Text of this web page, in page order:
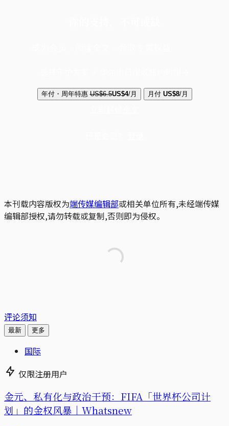
年付・周年特惠 US$6.5US$4/月 月付 US$8/月
本刊载内容版权为端传媒编辑部或相关单位所有,未经端传媒
编辑部授权,请勿转载或复制,否则即为侵权。
评论须知
最新 更多
国际
仅限注册用户
金元、私有化与政治干预：FIFA「世界杯公司计
划」的金权风暴｜Whatsnew